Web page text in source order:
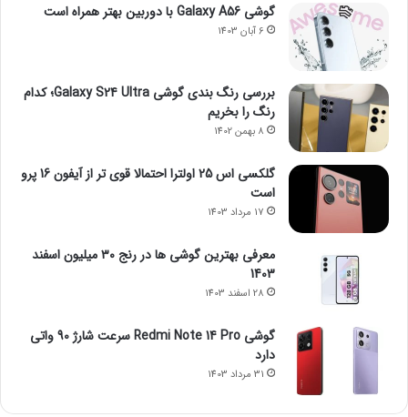
گوشی Galaxy A56 با دوربین بهتر همراه است
6 آبان 1403
بررسی رنگ بندی گوشی Galaxy S24 Ultra؛ کدام
رنگ را بخریم
8 بهمن 1402
گلکسی اس 25 اولترا احتمالا قوی تر از آیفون 16 پرو
است
17 مرداد 1403
معرفی بهترین گوشی ها در رنج ۳۰ میلیون اسفند
1403
28 اسفند 1403
گوشی Redmi Note 14 Pro سرعت شارژ 90 واتی
دارد
31 مرداد 1403